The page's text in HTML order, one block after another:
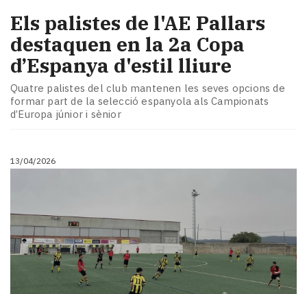
Els palistes de l'AE Pallars
destaquen en la 2a Copa
d’Espanya d'estil lliure
Quatre palistes del club mantenen les seves opcions de
formar part de la selecció espanyola als Campionats
d’Europa júnior i sènior
13/04/2026